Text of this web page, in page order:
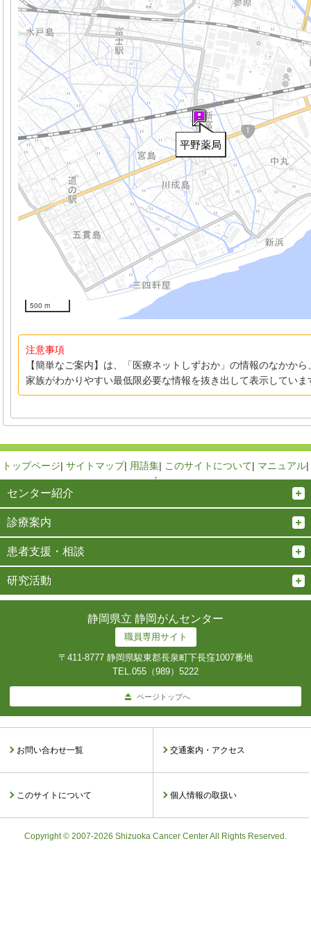
平野薬局
500 m
注意事項
【簡単なご案内】は、「医療ネットしずおか」の情報のなかか
家族がわかりやすい最低限必要な情報を抜き出して表示していま
トップページ| サイトマップ| 用語集| このサイトについて| マニュアル|
↑
センター紹介
診療案内
患者支援・相談
研究活動
静岡県立 静岡がんセンター
職員専用サイト
〒411-8777 静岡県駿東郡長泉町下長窪1007番地
TEL.055（989）5222
ページトップへ
お問い合わせ一覧 交通案内・アクセス
このサイトについて 個人情報の取扱い
Copyright © 2007-2026 Shizuoka Cancer Center All Rights Reserved.